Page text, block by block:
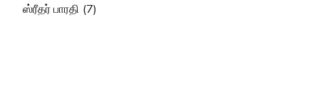
ஸ்ரீதர் பாரதி (7)